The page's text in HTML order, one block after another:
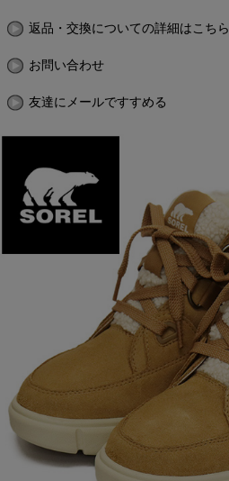
返品・交換についての詳細はこちら
お問い合わせ
友達にメールですすめる